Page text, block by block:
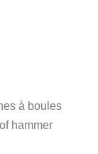
à boules
hammer